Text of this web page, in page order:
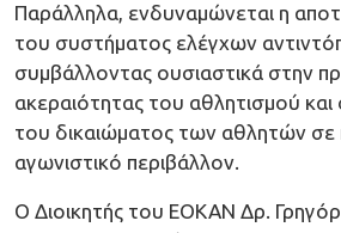
Παράλληλα, ενδυναμώνεται η
του συστήματος ελέγχων
συμβάλλοντας ουσιαστικά στην
ακεραιότητας του αθλητισμού
του δικαιώματος των αθλητών σε
αγωνιστικό περιβάλλον.
Ο Διοικητής του ΕΟΚΑΝ Δρ.